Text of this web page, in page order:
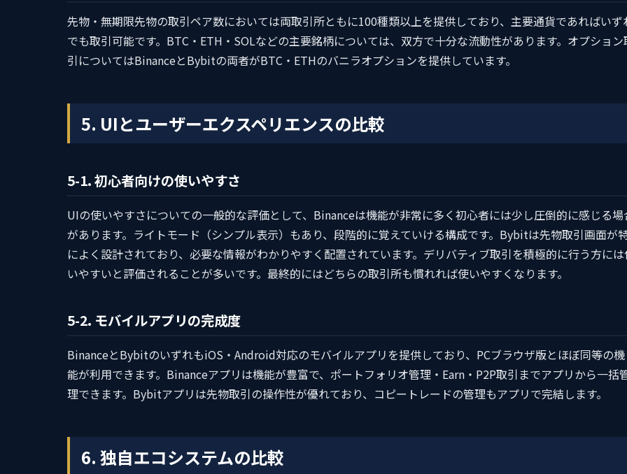
先物・無期限先物の取引ペア数においては両取引所ともに100種類以上を提供しており、主要通貨であればいず
でも取引可能です。BTC・ETH・SOLなどの主要銘柄については、双方で十分な流動性があります。オプション
引についてはBinanceとBybitの両者がBTC・ETHのバニラオプションを提供しています。
5. UIとユーザーエクスペリエンスの比較
5-1. 初心者向けの使いやすさ
UIの使いやすさについての一般的な評価として、Binanceは機能が非常に多く初心者には少し圧倒的に感じる場
があります。ライトモード（シンプル表示）もあり、段階的に覚えていける構成です。Bybitは先物取引画面が
によく設計されており、必要な情報がわかりやすく配置されています。デリバティブ取引を積極的に行う方に
いやすいと評価されることが多いです。最終的にはどちらの取引所も慣れれば使いやすくなります。
5-2. モバイルアプリの完成度
BinanceとBybitのいずれもiOS・Android対応のモバイルアプリを提供しており、PCブラウザ版とほぼ同等の機
能が利用できます。Binanceアプリは機能が豊富で、ポートフォリオ管理・Earn・P2P取引までアプリから一括
理できます。Bybitアプリは先物取引の操作性が優れており、コピートレードの管理もアプリで完結します。
6. 独自エコシステムの比較